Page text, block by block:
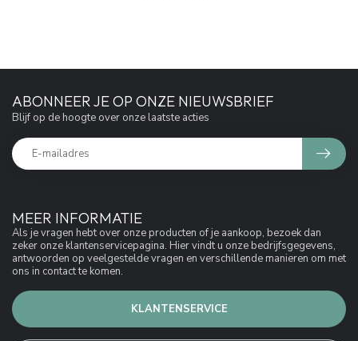
MEER INFORMATIE
Als je vragen hebt over onze producten of je aankoop, bezoek dan
zeker onze klantenservicepagina. Hier vindt u onze bedrijfsgegevens,
antwoorden op veelgestelde vragen en verschillende manieren om met
ons in contact te komen.
KLANTENSERVICE
ABONNEER JE OP ONZE NIEUWSBRIEF
Blijf op de hoogte over onze laatste acties